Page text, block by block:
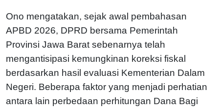
Ono mengatakan, sejak awal pembahasan
APBD 2026, DPRD bersama Pemerintah
Provinsi Jawa Barat sebenarnya telah
mengantisipasi kemungkinan koreksi fiskal
berdasarkan hasil evaluasi Kementerian Dalam
Negeri. Beberapa faktor yang menjadi perhatian
antara lain perbedaan perhitungan Dana Bagi